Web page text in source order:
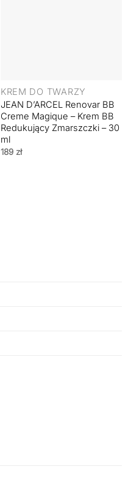
KREM DO TWARZY
JEAN D’ARCEL Renovar BB
Creme Magique – Krem BB
Redukujący Zmarszczki – 30
ml
189 zł